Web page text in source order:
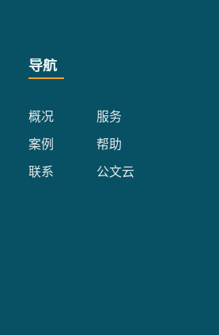
导航
概况 服务
案例 帮助
联系 公文云